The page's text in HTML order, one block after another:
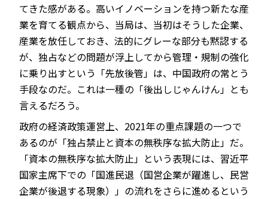
てきた感がある。高いイノベーションを持つ新たな産
業を育てる観点から、当局は、当初はそうした企業、
産業を放任しておき、法的にグレーな部分も黙認する
が、独占などの問題が浮上してから管理・規制の強化
に乗り出すという「先放後管」は、中国政府の常とう
手段なのだ。これは一種の「後出しじゃんけん」とも
言えるだろう。
政府の経済政策運営上、2021年の重点課題の一つで
あるのが「独占禁止と資本の無秩序な拡大防止」だ。
「資本の無秩序な拡大防止」という表現には、習近平
国家主席下での「国進民退（国営企業が躍進し、民営
企業が後退する現象）」の流れをさらに進めるという